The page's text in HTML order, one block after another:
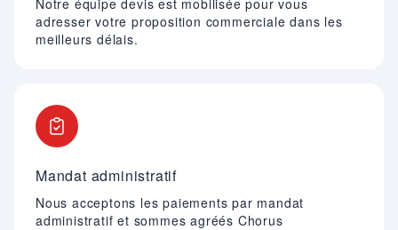
Notre équipe devis est mobilisée pour vous
adresser votre proposition commerciale dans les
meilleurs délais.
Mandat administratif
Nous acceptons les paiements par mandat
administratif et sommes agréés Chorus